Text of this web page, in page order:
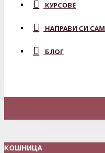
КУРСОВЕ
НАПРАВИ СИ САМ
БЛОГ
КОШНИЦА